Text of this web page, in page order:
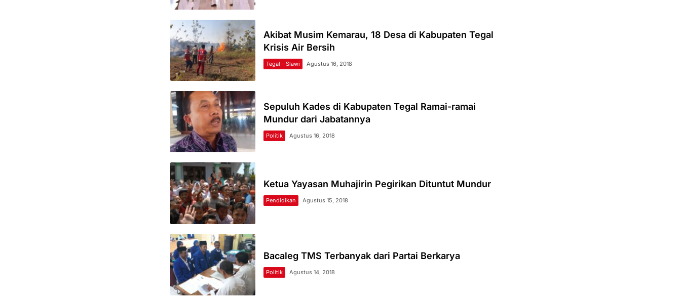
Akibat Musim Kemarau, 18 Desa di Kabupaten Tegal
Krisis Air Bersih
Tegal - Slawi Agustus 16, 2018
Sepuluh Kades di Kabupaten Tegal Ramai-ramai
Mundur dari Jabatannya
Politik Agustus 16, 2018
Ketua Yayasan Muhajirin Pegirikan Dituntut Mundur
Pendidikan Agustus 15, 2018
Bacaleg TMS Terbanyak dari Partai Berkarya
Politik Agustus 14, 2018